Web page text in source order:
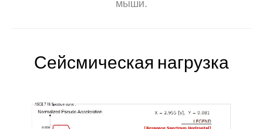
мыши.
Сейсмическая нагрузка